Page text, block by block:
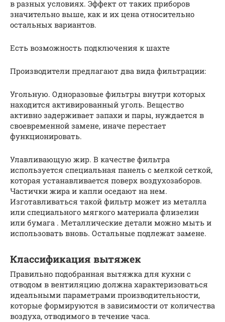
в разных условиях. Эффект от таких приборов
значительно выше, как и их цена относительно
остальных вариантов.
Есть возможность подключения к шахте
Производители предлагают два вида фильтрации:
Угольную. Одноразовые фильтры внутри которых
находится активированный уголь. Вещество
активно задерживает запахи и пары, нуждается в
своевременной замене, иначе перестает
функционировать.
Улавливающую жир. В качестве фильтра
используется специальная панель с мелкой сеткой,
которая устанавливается поверх воздухозаборов.
Частички жира и капли оседают на нем.
Изготавливаться такой фильтр может из металла
или специального мягкого материала флизелин
или бумага . Металлические детали можно мыть и
использовать вновь. Остальные подлежат замене.
Классификация вытяжек
Правильно подобранная вытяжка для кухни с
отводом в вентиляцию должна характеризоваться
идеальными параметрами производительности,
которые формируются в зависимости от количества
воздуха, отводимого в течение часа.